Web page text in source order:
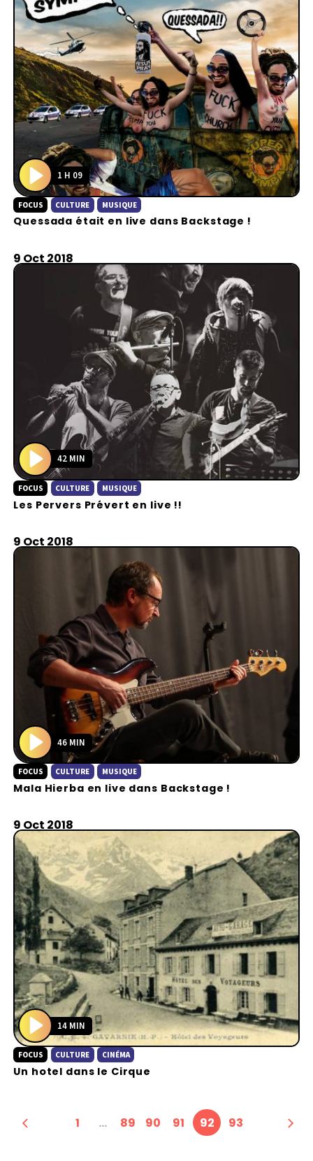
P
l
a
1 H 09
FOCUS CULTURE MUSIQUE
Quessada était en live dans Backstage !
9 Oct 2018
P
l
a
42 MIN
FOCUS CULTURE MUSIQUE
Les Pervers Prévert en live !!
9 Oct 2018
P
l
a
46 MIN
FOCUS CULTURE MUSIQUE
Mala Hierba en live dans Backstage !
9 Oct 2018
P
l
a
14 MIN
FOCUS CULTURE CINÉMA
Un hotel dans le Cirque
1 … 89 90 91 92 93